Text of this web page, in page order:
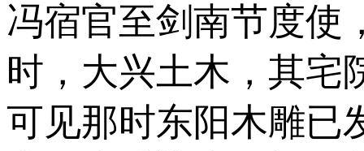
冯宿官至剑南节度使
时，大兴土木，其宅
可见那时东阳木雕已